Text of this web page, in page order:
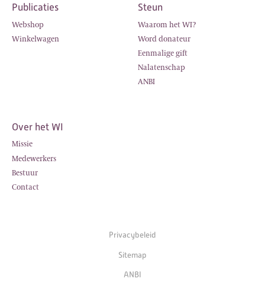
Publicaties
Webshop
Winkelwagen
Steun
Waarom het WI?
Word donateur
Eenmalige gift
Nalatenschap
ANBI
Over het WI
Missie
Medewerkers
Bestuur
Contact
Privacybeleid
Sitemap
ANBI